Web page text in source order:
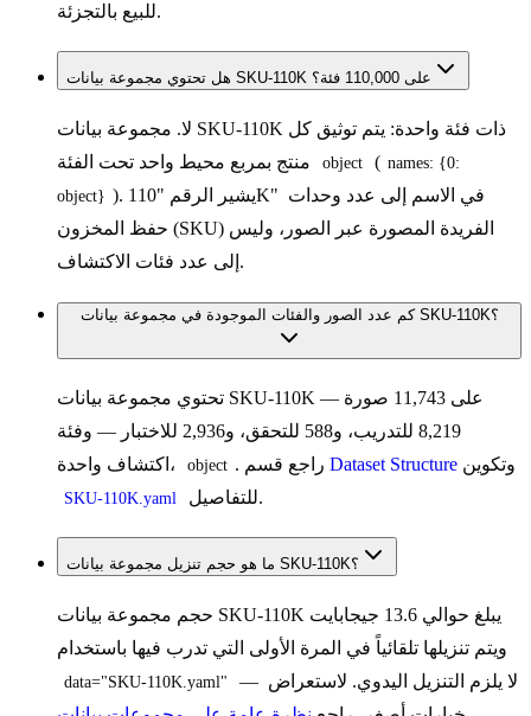
للبيع بالتجزئة.
هل تحتوي مجموعة بيانات SKU-110K على 110,000 فئة؟
لا. مجموعة بيانات SKU-110K ذات فئة واحدة: يتم توثيق كل
object ( names: {0:
object} ). يشير الرقم "110K" في الاسم إلى عدد وحدات
حفظ المخزون (SKU) الفريدة المصورة عبر الصور، وليس
إلى عدد فئات الاكتشاف.
كم عدد الصور والفئات الموجودة في مجموعة بيانات SKU-110K؟
تحتوي مجموعة بيانات SKU-110K على 11,743 صورة —
8,219 للتدريب، و588 للتحقق، و2,936 للاختبار — وفئة
اكتشاف واحدة،
object Dataset Structure وتكوين
SKU-110K.yaml للتفاصيل.
ما هو حجم تنزيل مجموعة بيانات SKU-110K؟
حجم مجموعة بيانات SKU-110K يبلغ حوالي 13.6 جيجابايت
ويتم تنزيلها تلقائياً في المرة الأولى التي تدرب فيها باستخدام
data="SKU-110K.yaml"
— لا يلزم التنزيل اليدوي. لاستعراض